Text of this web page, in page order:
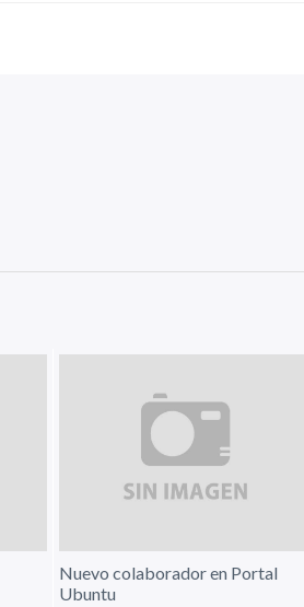
Nuevo colaborador en Portal
Ubuntu